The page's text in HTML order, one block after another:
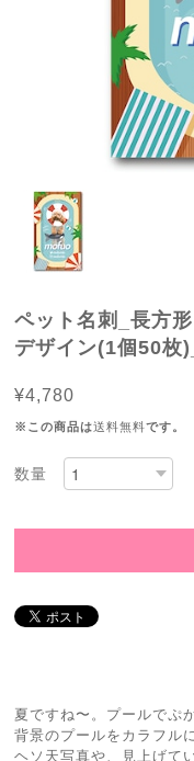
ペット名刺_長方
デザイン(1個50枚
¥4,780
※この商品は送料無料です。
数量
夏ですね〜。プールでぷ
背景のプールをカラフル
ヘソ天写真や、見上げて